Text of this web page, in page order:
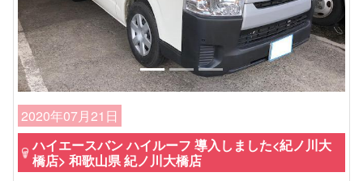
2020年07月21日
ハイエースバン ハイルーフ 導入しました<紀ノ川大
橋店> 和歌山県 紀ノ川大橋店